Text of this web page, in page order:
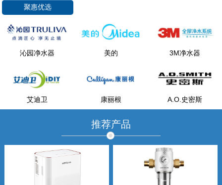
聚惠优选
沁园净水器 美的 3M净水器
艾迪卫 康丽根 A.O.史密斯
推荐产品